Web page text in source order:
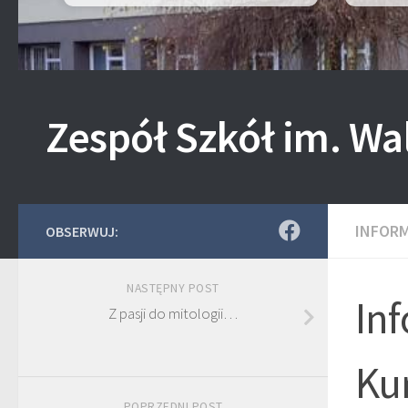
Zespół Szkół im.
OBSERWUJ:
NASTĘPNY POST
Z pasji do mitologii…